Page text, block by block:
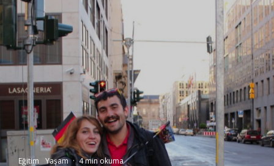
Eğitim Yaşam · 4 min okuma